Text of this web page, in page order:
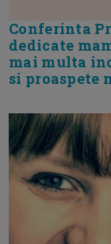
Conferinta
dedicate
mai multa
si proaspete